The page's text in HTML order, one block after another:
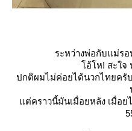
ระหว่างพ่อกับแม่ร
อ้โห! สะใจ
ปกติผมไม่ค่อยได้นวกไทยครับ
ต่คราวนี้มันเมื่อยหลัง เมื่อย